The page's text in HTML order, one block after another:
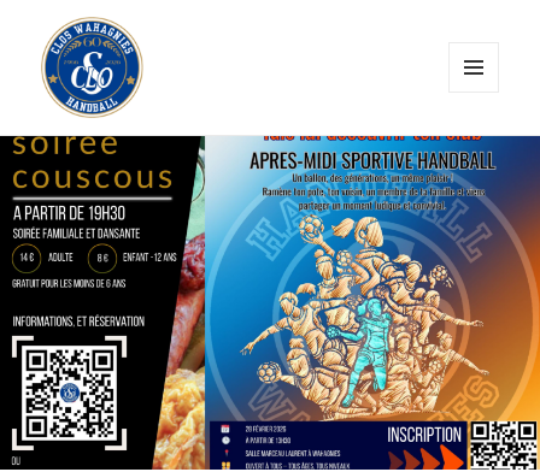
CLOS Wahagnies Handball
WIDGETS